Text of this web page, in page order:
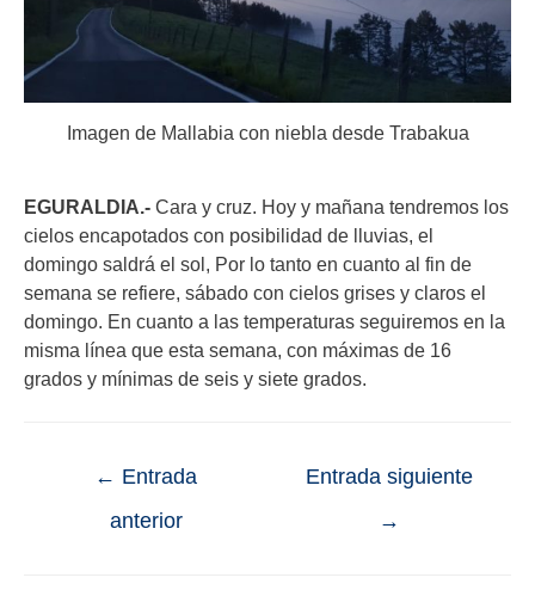
Imagen de Mallabia con niebla desde Trabakua
EGURALDIA.- Cara y cruz. Hoy y mañana tendremos los
cielos encapotados con posibilidad de lluvias, el
domingo saldrá el sol, Por lo tanto en cuanto al fin de
semana se refiere, sábado con cielos grises y claros el
domingo. En cuanto a las temperaturas seguiremos en la
misma línea que esta semana, con máximas de 16
grados y mínimas de seis y siete grados.
← Entrada
anterior
Entrada siguiente
→